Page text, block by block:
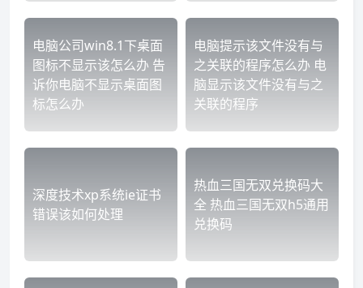
电脑公司win8.1下桌面
图标不显示该怎么办 告
诉你电脑不显示桌面图
标怎么办
电脑提示该文件没有与
之关联的程序怎么办 电
脑显示该文件没有与之
关联的程序
深度技术xp系统ie证书
错误该如何处理
热血三国无双兑换码大
全 热血三国无双h5通用
兑换码